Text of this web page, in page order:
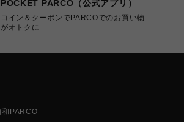
POCKET PARCO（公式アプリ）
コイン＆クーポンでPARCOでのお買い物
がオトクに
和PARCO